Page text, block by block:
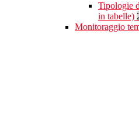
Tipologie
in tabelle)
Monitoraggio